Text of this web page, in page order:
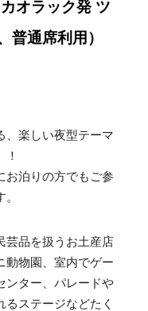
オラック発 ツ
普通席利用）
、楽しい夜型テーマ
お泊りの方でもご参
芸品を扱うお土産店
動物園、室内でゲー
ンター、パレードや
ステージなどたく